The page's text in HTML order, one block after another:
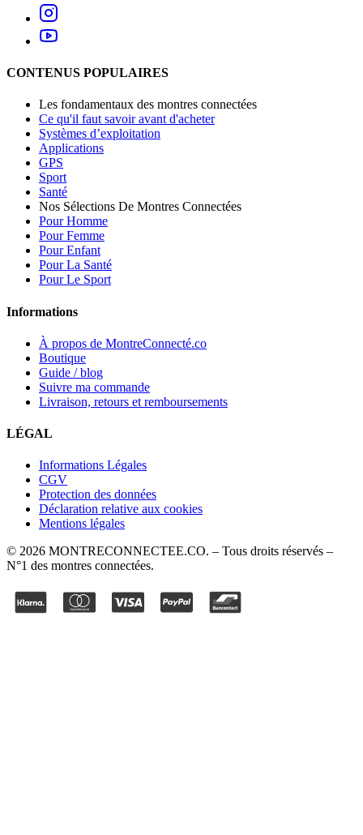
CONTENUS POPULAIRES
Les fondamentaux des montres connectées
Ce qu'il faut savoir avant d'acheter
Systèmes d’exploitation
Applications
GPS
Sport
Santé
Nos Sélections De Montres Connectées
Pour Homme
Pour Femme
Pour Enfant
Pour La Santé
Pour Le Sport
Informations
À propos de MontreConnecté.co
Boutique
Guide / blog
Suivre ma commande
Livraison, retours et remboursements
LÉGAL
Informations Légales
CGV
Protection des données
Déclaration relative aux cookies
Mentions légales
© 2026 MONTRECONNECTEE.CO. – Tous droits réservés –
N°1 des montres connectées.